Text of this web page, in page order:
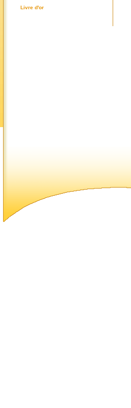
Livre d'or